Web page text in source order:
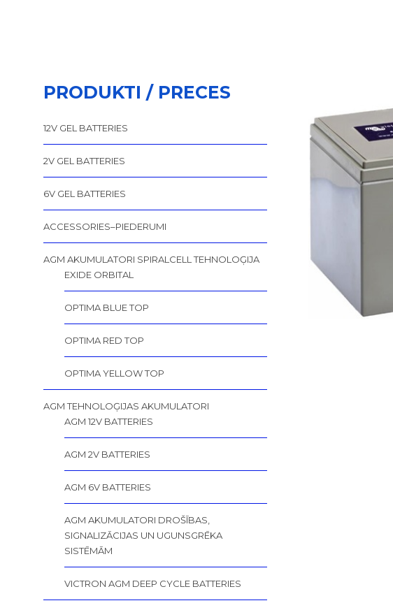
PRODUKTI / PRECES
12V GEL BATTERIES
2V GEL BATTERIES
6V GEL BATTERIES
ACCESSORIES–PIEDERUMI
AGM AKUMULATORI SPIRALCELL TEHNOLOĢIJA
EXIDE ORBITAL
OPTIMA BLUE TOP
OPTIMA RED TOP
OPTIMA YELLOW TOP
AGM TEHNOLOĢIJAS AKUMULATORI
AGM 12V BATTERIES
AGM 2V BATTERIES
AGM 6V BATTERIES
AGM AKUMULATORI DROŠĪBAS,
SIGNALIZĀCIJAS UN UGUNSGRĒKA
SISTĒMĀM
VICTRON AGM DEEP CYCLE BATTERIES